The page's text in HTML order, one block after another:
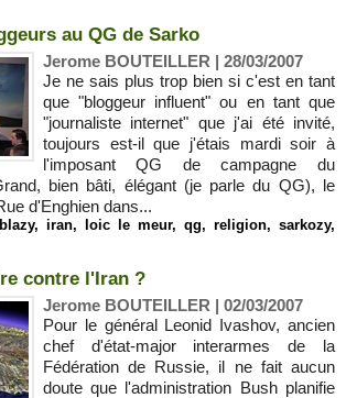
au QG de Sarko
Jerome BOUTEILLER | 28/03/2007
Je ne sais plus trop bien si c'est en tant
que "bloggeur influent" ou en tant que
"journaliste internet" que j'ai été invité,
toujours est-il que j'étais mardi soir à
l'imposant QG de campagne du
bien bâti, élégant (je parle du QG), le
d'Enghien dans...
, iran, loic le meur, qg, religion, sarkozy,
contre l'Iran ?
Jerome BOUTEILLER | 02/03/2007
Pour le général Leonid Ivashov, ancien
chef d'état-major interarmes de la
Fédération de Russie, il ne fait aucun
doute que l'administration Bush planifie